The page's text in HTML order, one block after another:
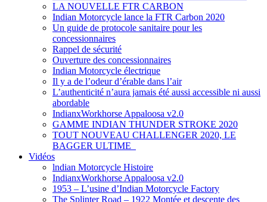
LA NOUVELLE FTR CARBON
Indian Motorcycle lance la FTR Carbon 2020
Un guide de protocole sanitaire pour les
concessionnaires
Rappel de sécurité
Ouverture des concessionnaires
Indian Motorcycle électrique
Il y a de l’odeur d’érable dans l’air
L’authenticité n’aura jamais été aussi accessible ni aussi
abordable
IndianxWorkhorse Appaloosa v2.0
GAMME INDIAN THUNDER STROKE 2020
TOUT NOUVEAU CHALLENGER 2020, LE
BAGGER ULTIME
Vidéos
lndian Motorcycle Histoire
IndianxWorkhorse Appaloosa v2.0
1953 – L’usine d’Indian Motorcycle Factory
The Splinter Road – 1922 Montée et descente des